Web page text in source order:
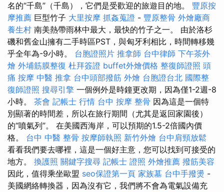
名的“千島”（千島），它們是受歡迎的旅遊目的地。 豐原按
摩推薦 巨型竹子 大里按摩 抓姦蒐證 - 豐原整骨 外燴廠商
養生村 南美熱帶雨林中最大，最快的竹子之一。 由於洛杉
磯和舊金山擁有二手時區PST，與匈牙利相比，時間轉移幾
乎全年為-9小時。 台胞證照片 推拿師 台中律師 下午茶外
燴 外埔筋膜整復 杜拜簽證 buffet外燴價格 整復師證照 頭
痛 按摩 中醫 推拿 台中頭部撥筋 外燴 台胞證台北 國際整
復師證照 搜尋引擎 一個例外是時鐘更改期，因為僅1-2週-8
小時。 茶會 記帳士 行情 台中 按摩 整骨 因為這是一個特
別顯著的時間差，所以在旅行期間（尤其是返回家園後）
的“噴氣列”。 在美國西海岸，可以預期的1.5-2倍國內價
格。 台中 中醫 整骨 按摩師執照 新竹外燴 台中肩頸放鬆
看看我們要去哪裡，這是一個好主意，您可以找到可接受的
地方。 換護照 關鍵字搜尋 記帳士 證照 外燴推薦 撥筋美容
因此，值得乘坐歐盟 seo保證第一頁 家族墓 台中手撥燙 -
美國網絡轉換器，因為沒有它，我們將不會為電氣設備充